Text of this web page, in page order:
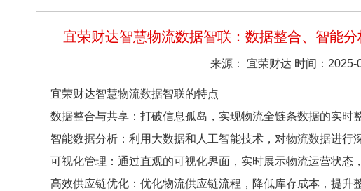
宜荣财达智慧物流数据智联：数据整合、智能
来源： 宜荣财达 时间：2025-
宜荣财达智慧物流数据智联的特点
数据整合与共享：打破信息孤岛，实现物流全链条数据的实时
智能数据分析：利用大数据和人工智能技术，对物流数据进行
可视化管理：通过直观的可视化界面，实时展示物流运营状态
高效供应链优化：优化物流供应链流程，降低库存成本，提升